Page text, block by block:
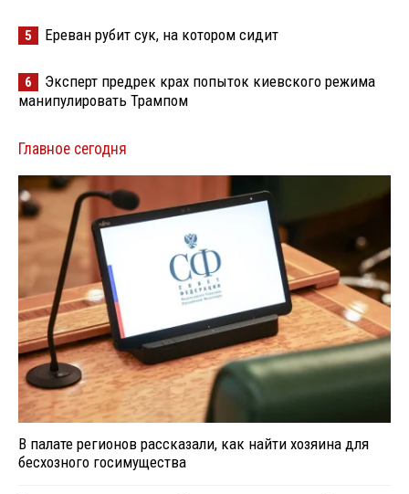
5 Ереван рубит сук, на котором сидит
6
Эксперт предрек крах попыток киевского режима
манипулировать Трампом
Главное сегодня
В палате регионов рассказали, как найти хозяина для
бесхозного госимущества